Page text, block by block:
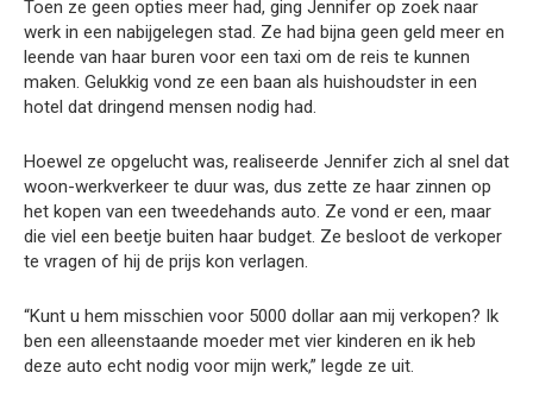
Toen ze geen opties meer had, ging Jennifer op zoek naar
werk in een nabijgelegen stad. Ze had bijna geen geld meer en
leende van haar buren voor een taxi om de reis te kunnen
maken. Gelukkig vond ze een baan als huishoudster in een
hotel dat dringend mensen nodig had.
Hoewel ze opgelucht was, realiseerde Jennifer zich al snel dat
woon-werkverkeer te duur was, dus zette ze haar zinnen op
het kopen van een tweedehands auto. Ze vond er een, maar
die viel een beetje buiten haar budget. Ze besloot de verkoper
te vragen of hij de prijs kon verlagen.
“Kunt u hem misschien voor 5000 dollar aan mij verkopen? Ik
ben een alleenstaande moeder met vier kinderen en ik heb
deze auto echt nodig voor mijn werk,” legde ze uit.